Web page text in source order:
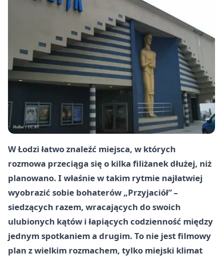
W Łodzi łatwo znaleźć miejsca, w których
rozmowa przeciąga się o kilka filiżanek dłużej, niż
planowano. I właśnie w takim rytmie najłatwiej
wyobrazić sobie bohaterów „Przyjaciół” –
siedzących razem, wracających do swoich
ulubionych kątów i łapiących codzienność między
jednym spotkaniem a drugim. To nie jest filmowy
plan z wielkim rozmachem, tylko miejski klimat